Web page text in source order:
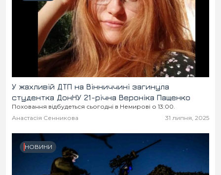
У жахливій ДТП на Вінниччині загинула
студентка ДонНУ 21-річна Вероніка Пащенко
Поховання відбудеться сьогодні в Немирові о 13:00.
Анастасія Сенникова
31 липня, 2025
НОВИНИ